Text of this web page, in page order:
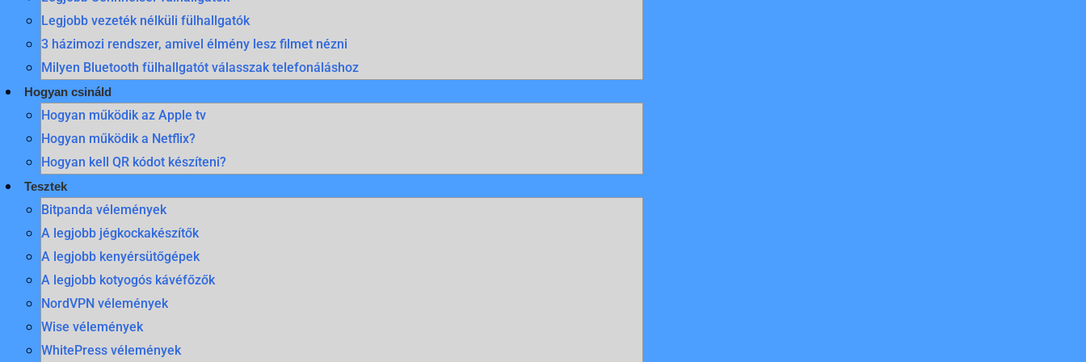
Legjobb vezeték nélküli fülhallgatók
3 házimozi rendszer, amivel élmény lesz filmet nézni
Milyen Bluetooth fülhallgatót válasszak telefonáláshoz
Hogyan csináld
Hogyan működik az Apple tv
Hogyan működik a Netflix?
Hogyan kell QR kódot készíteni?
Tesztek
Bitpanda vélemények
A legjobb jégkockakészítők
A legjobb kenyérsütőgépek
A legjobb kotyogós kávéfőzők
NordVPN vélemények
Wise vélemények
WhitePress vélemények